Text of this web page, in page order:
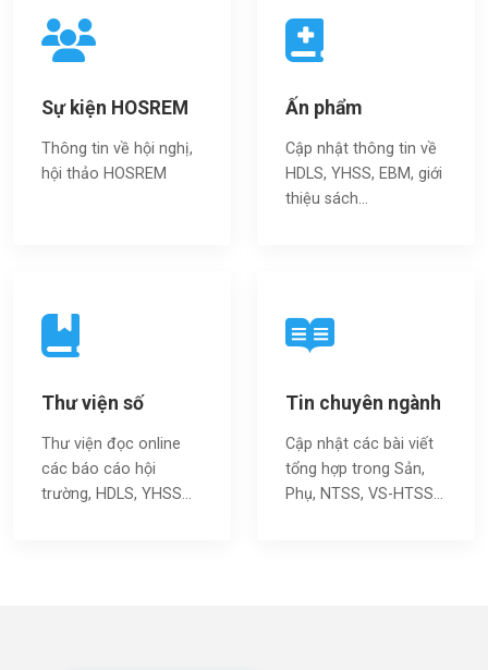
Sự kiện HOSREM
Thông tin về hội nghị,
hội thảo HOSREM
Ấn phẩm
Cập nhật thông tin về
HDLS, YHSS, EBM, giới
thiệu sách…
Thư viện số
Thư viện đọc online
các báo cáo hội
trường, HDLS, YHSS…
Tin chuyên ngành
Cập nhật các bài viết
tổng hợp trong Sản,
Phụ, NTSS, VS-HTSS...